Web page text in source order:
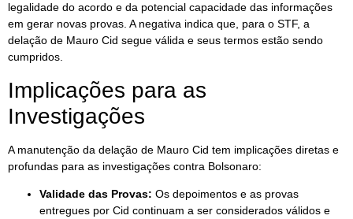
legalidade do acordo e da potencial capacidade das informações
em gerar novas provas. A negativa indica que, para o STF, a
delação de Mauro Cid segue válida e seus termos estão sendo
cumpridos.
Implicações para as
Investigações
A manutenção da delação de Mauro Cid tem implicações diretas e
profundas para as investigações contra Bolsonaro:
Validade das Provas: Os depoimentos e as provas
entregues por Cid continuam a ser considerados válidos e